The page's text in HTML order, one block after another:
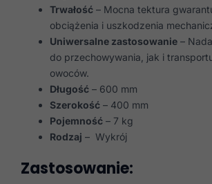
Trwałość – Mocna tektura
obciążenia i uszkodzenia
Uniwersalne zastosowanie –
do przechowywania, jak i
owoców.
Długość – 600 mm
Szerokość – 400 mm
Pojemność – 7 kg
Rodzaj – Wykrój
Zastosowanie: